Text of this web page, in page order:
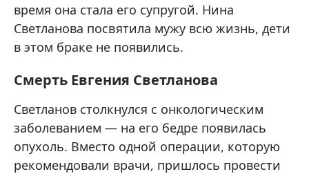
время она стала его супругой. Нина
Светланова посвятила мужу всю жизнь, дети
в этом браке не появились.
Смерть Евгения Светланова
Светланов столкнулся с онкологическим
заболеванием — на его бедре появилась
опухоль. Вместо одной операции, которую
рекомендовали врачи, пришлось провести